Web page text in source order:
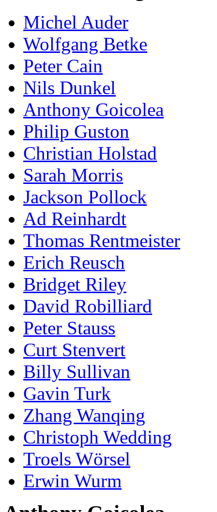
Michel Auder
Wolfgang Betke
Peter Cain
Nils Dunkel
Anthony Goicolea
Philip Guston
Christian Holstad
Sarah Morris
Jackson Pollock
Ad Reinhardt
Thomas Rentmeister
Erich Reusch
Bridget Riley
David Robilliard
Peter Stauss
Curt Stenvert
Billy Sullivan
Gavin Turk
Zhang Wanqing
Christoph Wedding
Troels Wörsel
Erwin Wurm